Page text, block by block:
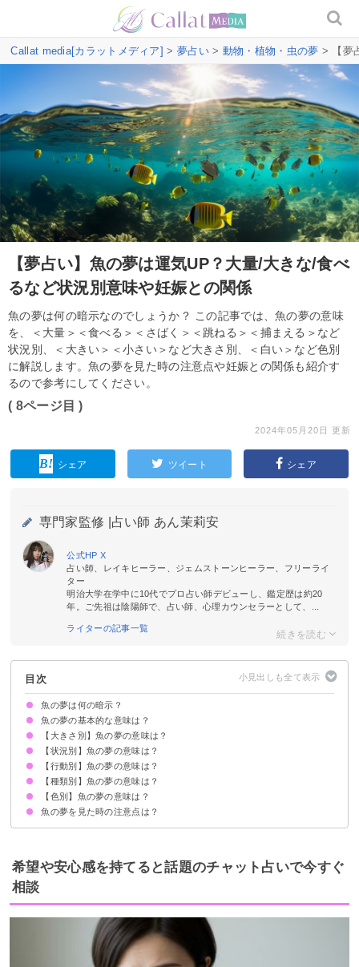
Callat media[カラットメディア] > 夢占い> 動物・植物・虫の夢 > 【夢
【夢占い】魚の夢は運気UP？大量/大きな/食べ
るなど状況別意味や妊娠との関係
魚の夢は何の暗示なのでしょうか？ この記事では、魚の夢の意味
を、＜大量＞＜食べる＞＜さばく＞＜跳ねる＞＜捕まえる＞など
状況別、＜大きい＞＜小さい＞など大きさ別、＜白い＞など色別
に解説します。魚の夢を見た時の注意点や妊娠との関係も紹介す
るので参考にしてください。
( 8ページ目 )
2024年05月20日 更新
シェア ツイート シェア
専門家監修 | 占い師 あん茉莉安
公式HP X
占い師、レイキヒーラー、ジェムストーンヒーラー、フリーライ
ター
明治大学在学中に10代でプロ占い師デビューし、鑑定歴は約20
年。ご先祖は陰陽師で、占い師、心理カウンセラーとして、...
ライターの記事一覧
目次
魚の夢は何の暗示？
魚の夢の基本的な意味は？
運気の上昇を暗示
妊娠運が上昇する魚の夢もある
状況によって意味が決まる
【大きさ別】魚の夢の意味は？
大きい・巨大な魚の夢【吉夢】
小さい魚の夢【吉夢】
【状況別】魚の夢の意味は？
魚が大量にいる夢【吉夢】
小魚が大量にいる夢【吉夢】
魚に食べられる夢【警告夢】
魚が怖い夢【警告夢】
魚になる夢【吉夢】
水槽に大きな魚がいる夢【吉夢】
魚に襲われる夢【凶夢】
魚が陸に打ち上げられる夢【警告夢】
魚が死ぬ夢【警告夢】
魚が海を泳ぐ夢【警告夢】
魚の切り身の夢【吉夢】
魚をもらう夢【吉夢】
魚が共食いする夢【警告夢】
魚の卵の夢【吉夢】
魚屋の夢【吉夢】
魚が死にかけの夢【吉夢】
【行動別】魚の夢の意味は？
魚を食べる夢【吉夢】
魚をさばく夢【吉夢】
魚を捕まえる夢【吉夢】
魚を料理する夢【吉夢】
魚を買う夢【吉夢】
魚を焼く夢【警告夢】
魚を助ける夢【吉夢】
魚に餌をやる夢【吉夢】
魚を飼う夢【吉夢】
魚が死にかけの夢【吉夢】
魚に噛まれる夢【警告夢】
魚を吐く夢【警告夢】
魚を売る夢【吉夢】
【種類別】魚の夢の意味は？
空飛ぶ魚の夢【吉夢】
気持ち悪い魚の夢【警告夢】
【色別】魚の夢の意味は？
白い魚の夢【吉夢】
青い魚の夢【吉夢】
黒い魚の夢【吉夢】
金色の魚の夢【吉夢】
赤い魚の夢【吉夢】
魚の夢を見た時の注意点は？
吉夢なら人に話さないようにする
希望や安心感を持てると話題のチャット占いで今すぐ
相談